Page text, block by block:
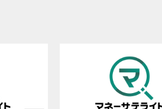
スを乗せると表示されます。
停止します。
り
/早送りします。